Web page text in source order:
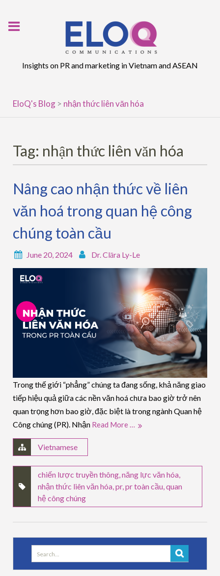
Insights on PR and marketing in Vietnam and ASEAN
EloQ's Blog > nhận thức liên văn hóa
Tag: nhận thức liên văn hóa
Nâng cao nhận thức về liên
văn hoá trong quan hệ công
chúng toàn cầu
June 20, 2024 Dr. Clāra Ly-Le
Trong thế giới “phẳng” chúng ta đang sống, khả năng giao
tiếp hiệu quả giữa các nền văn hoá chưa bao giờ trở nên
quan trọng hơn bao giờ, đặc biệt là trong ngành Quan hệ
Công chúng (PR). Nhận Read More …
Vietnamese
chiến lược truyền thông ,năng lực văn hóa
nhận thức liên văn hóa ,pr,pr toàn cầu ,quan
hệ công chúng
Search
for: